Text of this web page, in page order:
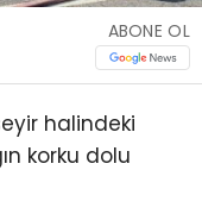
ABONE OL
halindeki
korku dolu